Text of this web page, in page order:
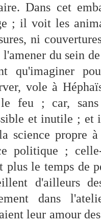
Dans cet
; il voit les
ni
du sein
qu'imaginer
vole à
feu ; car,
et inutile ; et
science propre
politique ;
plus le temps de
d'ailleurs
dans
leur amour